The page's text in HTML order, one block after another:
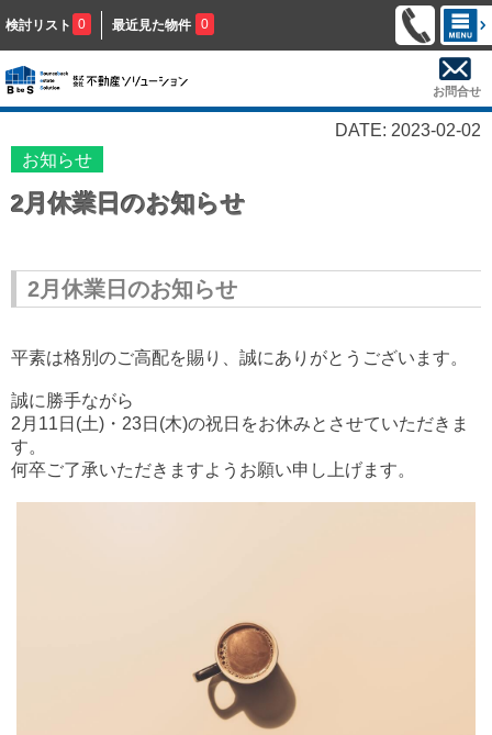
検討リスト 0 最近見た物件 0
お問合せ
DATE: 2023-02-02
お知らせ
2月休業日のお知らせ
2月休業日のお知らせ
平素は格別のご高配を賜り、誠にありがとうございます。
誠に勝手ながら
2月11日(土)・23日(木)の祝日 をお休みとさせていただきま
す。
何卒ご了承いただきますようお願い申し上げます。